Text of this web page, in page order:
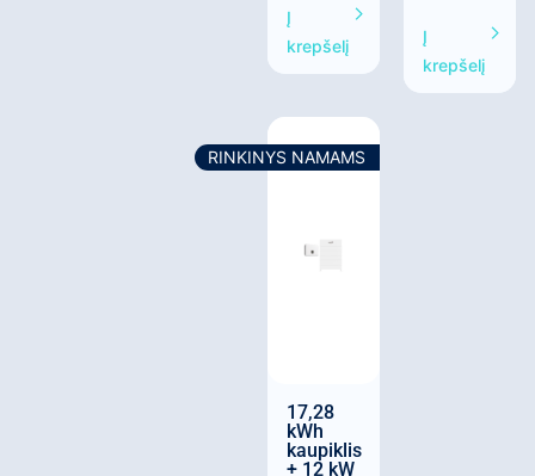
Į
krepšelį
Į
krepšelį
RINKINYS NAMAMS
17,28
kWh
kaupiklis
+ 12 kW